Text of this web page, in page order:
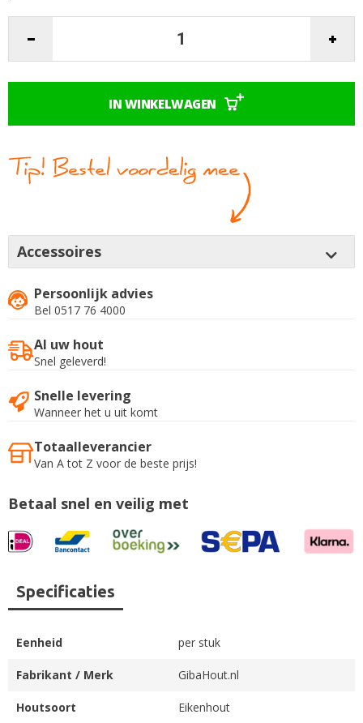
Accessoires
IN WINKELWAGEN
Persoonlijk advies
Bel 0517 76 4000
Al uw hout
Snel geleverd!
Snelle levering
Wanneer het u uit komt
Totaalleverancier
Van A tot Z voor de beste prijs!
Betaal snel en veilig met
Specificaties
Eenheid per stuk
Fabrikant / Merk GibaHout.nl
Houtsoort Eikenhout